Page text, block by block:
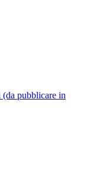
pubblicare in